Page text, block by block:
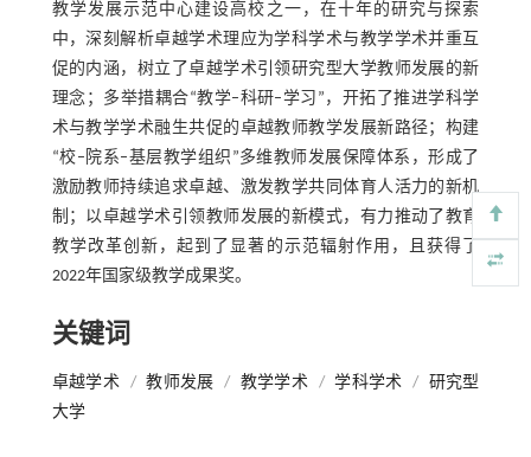
教学发展示范中心建设高校之一，在十年的研究与探索
中，深刻解析卓越学术理应为学科学术与教学学术并重互
促的内涵，树立了卓越学术引领研究型大学教师发展的新
理念；多举措耦合“教学–科研–学习”，开拓了推进学科学
术与教学学术融生共促的卓越教师教学发展新路径；构建
“校–院系–基层教学组织”多维教师发展保障体系，形成了
激励教师持续追求卓越、激发教学共同体育人活力的新机
制；以卓越学术引领教师发展的新模式，有力推动了教育
教学改革创新，起到了显著的示范辐射作用，且获得了
2022年国家级教学成果奖。
关键词
卓越学术 / 教师发展 / 教学学术 / 学科学术 / 研究型
大学